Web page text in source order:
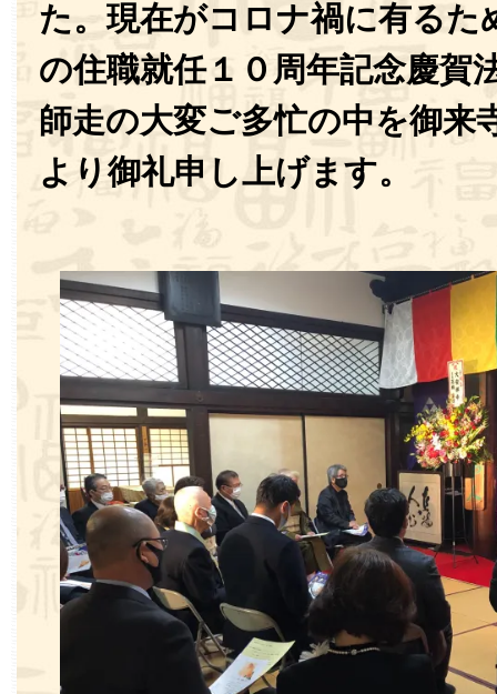
た。現在がコロナ禍に有るた
の住職就任１０周年記念慶賀
師走の大変ご多忙の中を御来
より御礼申し上げます。